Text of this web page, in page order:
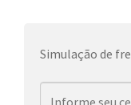
Simulação de